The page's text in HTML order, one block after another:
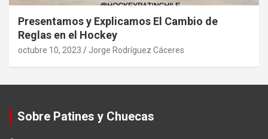
Presentamos y Explicamos El Cambio de
Reglas en el Hockey
octubre 10, 2023 Jorge Rodríguez Cáceres
Sobre Patines y Chuecas